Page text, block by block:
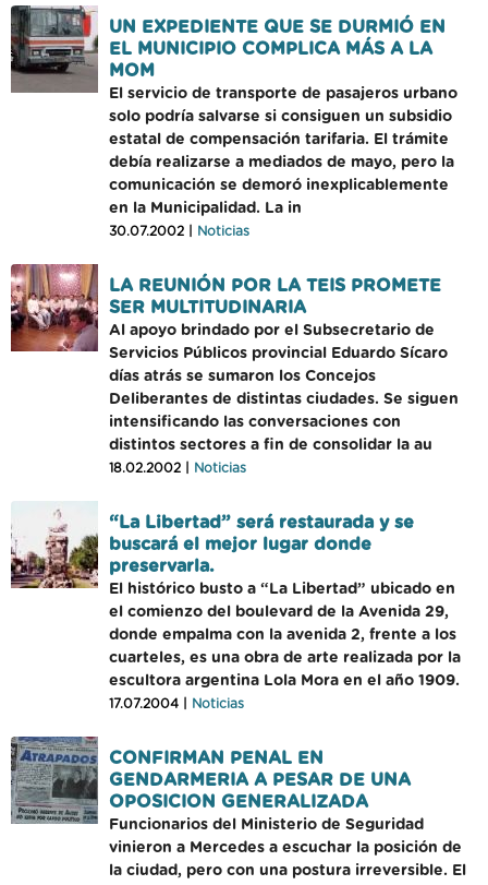
UN EXPEDIENTE QUE SE DURMIÓ EN
EL MUNICIPIO COMPLICA MÁS A LA
MOM
El servicio de transporte de pasajeros urbano
solo podría salvarse si consiguen un subsidio
estatal de compensación tarifaria. El trámite
debía realizarse a mediados de mayo, pero la
comunicación se demoró inexplicablemente
en la Municipalidad. La in
30.07.2002 | Noticias
LA REUNIÓN POR LA TEIS PROMETE
SER MULTITUDINARIA
Al apoyo brindado por el Subsecretario de
Servicios Públicos provincial Eduardo Sícaro
días atrás se sumaron los Concejos
Deliberantes de distintas ciudades. Se siguen
intensificando las conversaciones con
distintos sectores a fin de consolidar la au
18.02.2002 | Noticias
“La Libertad” será restaurada y se
buscará el mejor lugar donde
preservarla.
El histórico busto a “La Libertad” ubicado en
el comienzo del boulevard de la Avenida 29,
donde empalma con la avenida 2, frente a los
cuarteles, es una obra de arte realizada por la
escultora argentina Lola Mora en el año 1909.
17.07.2004 | Noticias
CONFIRMAN PENAL EN
GENDARMERIA A PESAR DE UNA
OPOSICION GENERALIZADA
Funcionarios del Ministerio de Seguridad
vinieron a Mercedes a escuchar la posición de
la ciudad, pero con una postura irreversible. El